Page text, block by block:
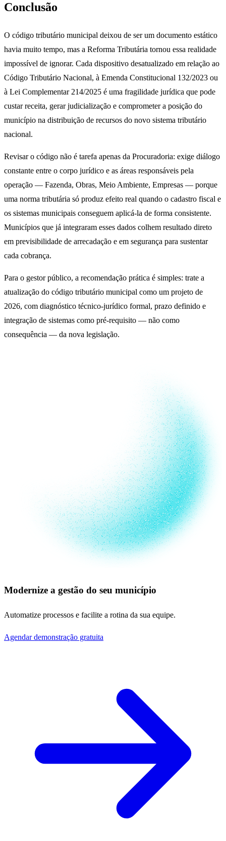
Conclusão
O código tributário municipal deixou de ser um documento estático
havia muito tempo, mas a Reforma Tributária tornou essa realidade
impossível de ignorar. Cada dispositivo desatualizado em relação ao
Código Tributário Nacional, à Emenda Constitucional 132/2023 ou
à Lei Complementar 214/2025 é uma fragilidade jurídica que pode
custar receita, gerar judicialização e comprometer a posição do
município na distribuição de recursos do novo sistema tributário
nacional.
Revisar o código não é tarefa apenas da Procuradoria: exige diálogo
constante entre o corpo jurídico e as áreas responsáveis pela
operação — Fazenda, Obras, Meio Ambiente, Empresas — porque
uma norma tributária só produz efeito real quando o cadastro fiscal e
os sistemas municipais conseguem aplicá-la de forma consistente.
Municípios que já integraram esses dados colhem resultado direto
em previsibilidade de arrecadação e em segurança para sustentar
cada cobrança.
Para o gestor público, a recomendação prática é simples: trate a
atualização do código tributário municipal como um projeto de
2026, com diagnóstico técnico-jurídico formal, prazo definido e
integração de sistemas como pré-requisito — não como
consequência — da nova legislação.
Modernize a gestão do seu município
Automatize processos e facilite a rotina da sua equipe.
Agendar demonstração gratuita